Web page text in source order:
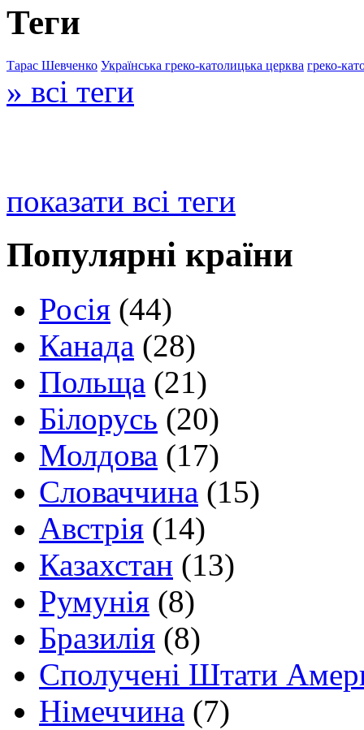
Теги
Тарас Шевченко Українська греко-католицька церква греко-
» всі теги
показати всі теги
Популярні країни
Росія (44)
Канада (28)
Польща (21)
Білорусь (20)
Молдова (17)
Словаччина (15)
Австрія (14)
Казахстан (13)
Румунія (8)
Бразилія (8)
Сполучені Штати
Німеччина (7)